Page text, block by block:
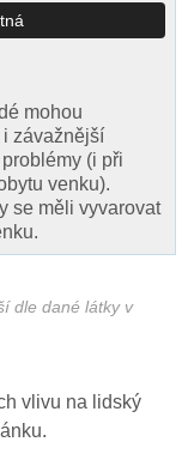
mohou
závažnější
(i při
venku).
se měli vyvarovat
dle dané látky v
vlivu na lidský